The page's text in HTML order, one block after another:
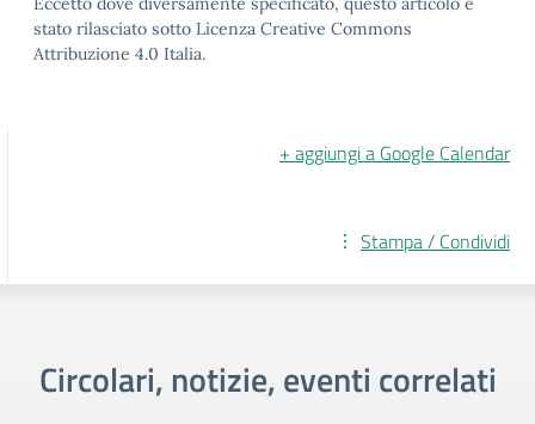
stato rilasciato sotto Licenza Creative Commons
Attribuzione 4.0 Italia.
+ aggiungi a Google Calendar
Stampa / Condividi
Circolari, notizie, eventi correlati